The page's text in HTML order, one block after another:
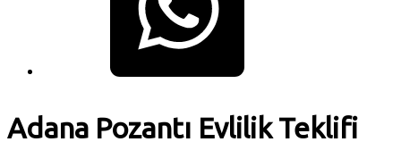
Adana Pozantı Evlilik Teklifi